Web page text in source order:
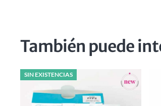
También puede
SIN EXISTENCIAS